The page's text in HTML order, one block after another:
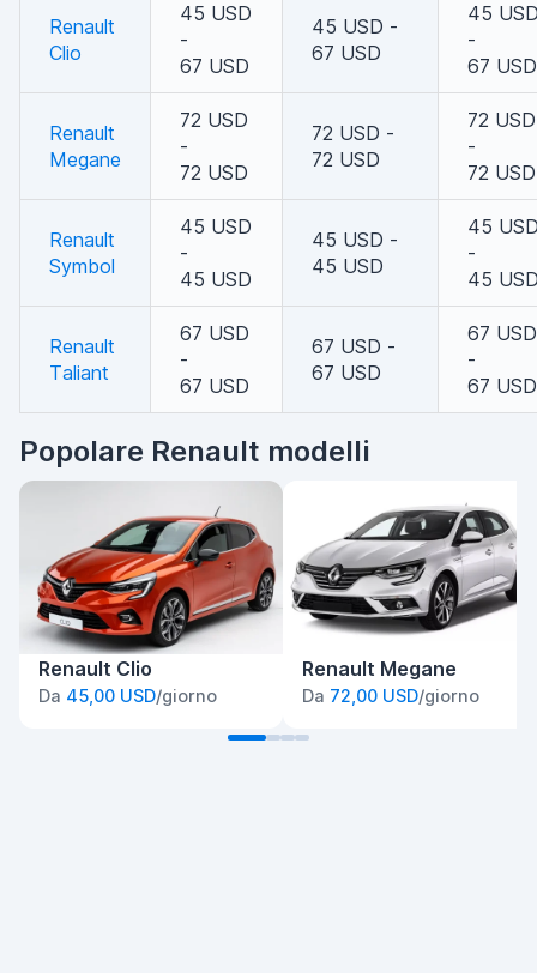
Renault
Clio
45 USD
-
67 USD
45 USD -
67 USD
45
-
67 USD
Renault
Megane
72 USD
-
72 USD
72 USD -
72 USD
72 USD
-
72 USD
Renault
Symbol
45 USD
-
45 USD
45 USD -
45 USD
45
-
45
Renault
Taliant
67 USD
-
67 USD
67 USD -
67 USD
67 USD
-
67 USD
Popolare Renault modelli
Renault Clio
Da 45,00 USD/giorno
Renault Megane
Da 72,00 USD/giorno